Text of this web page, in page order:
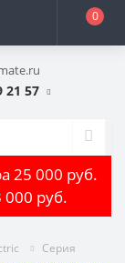
0
21 57
25 000 руб.
руб.
Серия